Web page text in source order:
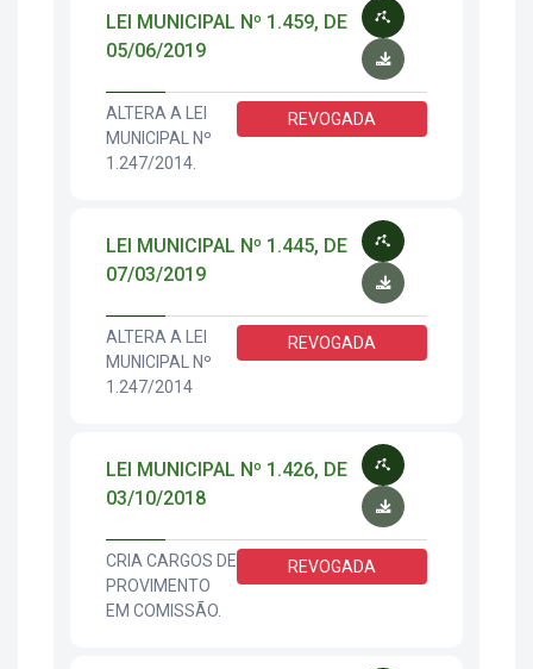
LEI MUNICIPAL Nº 1.459, DE
05/06/2019
ALTERA A LEI
MUNICIPAL Nº
1.247/2014.
REVOGADA
LEI MUNICIPAL Nº 1.445, DE
07/03/2019
ALTERA A LEI
MUNICIPAL Nº
1.247/2014
REVOGADA
LEI MUNICIPAL Nº 1.426, DE
03/10/2018
CRIA CARGOS DE
PROVIMENTO
EM COMISSÃO.
REVOGADA